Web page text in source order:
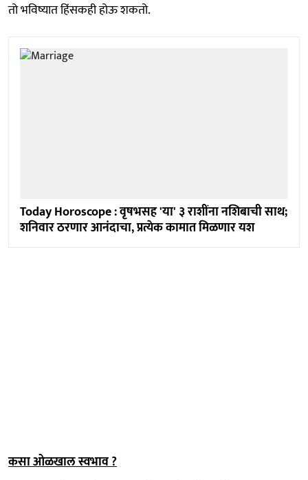
तो भविष्यात हिंसकही होऊ शकतो.
Today Horoscope : वृषभसह 'या' ३ राशींना नशिबाची साथ;
शनिवार ठरणार आनंदाचा, प्रत्येक कामात मिळणार यश
कसा ओळखाल स्वभाव ?